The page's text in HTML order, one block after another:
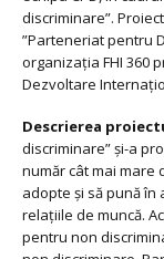
discriminare”.
”Parteneriat pentru
organizaţia FHI 360
Dezvoltare
Descrierea
discriminare” şi-a
număr cât mai mare
adopte şi să pună
relaţiile de muncă.
pentru non